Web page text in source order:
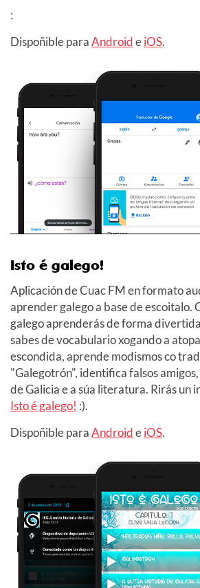
:
Dispoñible paraAndroideiOS.
Isto é galego!
Aplicación de Cuac FM en formato
aprender galego a base de escoitalo.
galego aprenderás de forma
sabes de vocabulario xogando a
escondida, aprende modismos co
"Galegotrón", identifica falsos
de Galicia e a súa literatura. Rirás un
Isto é galego! :).
Dispoñible paraAndroideiOS.